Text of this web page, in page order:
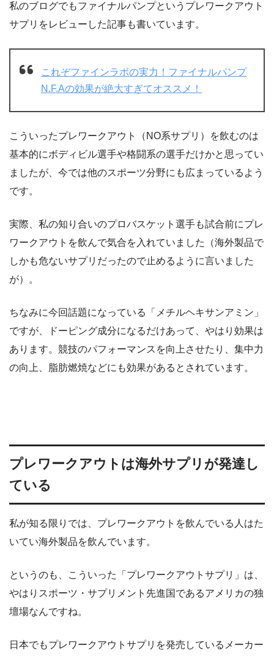
私のブログでもファイナルパンプというプレワークアウト
サプリをレビューした記事も書いています。
これぞファインラボの実力！ファイナルパンプ
N.F.Aの効果が絶大すぎてオススメ！
こういったプレワークアウト（NO系サプリ）を飲むのは
基本的にボディビル選手や格闘系の選手だけかと思ってい
ましたが、今では他のスポーツ分野にも広まっているよう
です。
実際、私の知り合いのプロバスケット選手も試合前にプレ
ワークアウトを飲んで気合を入れていました（海外製品で
しかも危ないサプリだったので止めるように言いました
が）。
ちなみに今回話題になっている「メチルヘキサンアミン」
ですが、ドーピング成分になるだけあって、やはり効果は
あります。競技のパフォーマンスを向上させたり、集中力
の向上、脂肪燃焼などにも効果があるとされています。
プレワークアウトは海外サプリが発達し
ている
私が知る限りでは、プレワークアウトを飲んでいる人はた
いてい海外製品を飲んでいます。
というのも、こういった「プレワークアウトサプリ」は、
やはりスポーツ・サプリメント先進国であるアメリカの独
壇場なんですね。
日本でもプレワークアウトサプリを発売しているメーカー